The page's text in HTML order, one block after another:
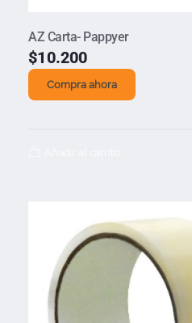
AZ Carta- Pappyer
$10.200
Compra ahora